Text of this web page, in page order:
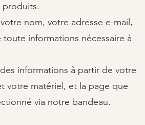
produits.
nom, votre adresse e-mail,
informations nécessaire à
informations à partir de votre
votre matériel, et la page que
via notre bandeau.